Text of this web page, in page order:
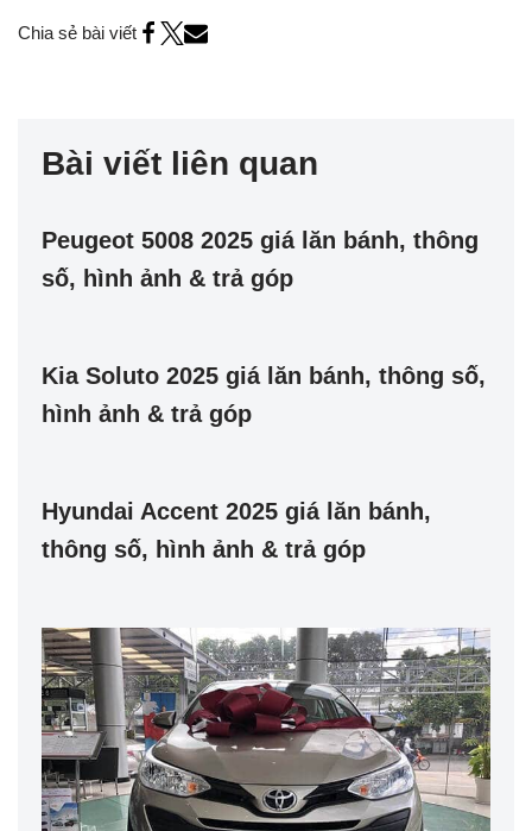
Chia sẻ bài viết
Bài viết liên quan
Peugeot 5008 2025 giá lăn bánh, thông
số, hình ảnh & trả góp
Kia Soluto 2025 giá lăn bánh, thông số,
hình ảnh & trả góp
Hyundai Accent 2025 giá lăn bánh,
thông số, hình ảnh & trả góp